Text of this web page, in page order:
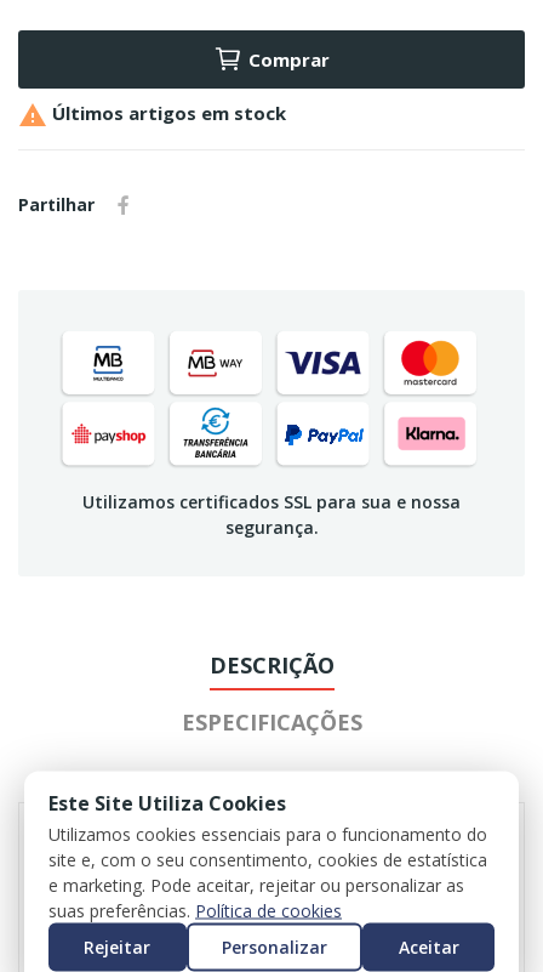
Comprar
 Últimos artigos em stock
Partilhar
Utilizamos certificados SSL para sua e nossa
segurança.
DESCRIÇÃO
ESPECIFICAÇÕES
Conjunto de bancos para Seat Leon (5F1)
Versão FR
3 portas
Valor do iva incluído
Este Site Utiliza Cookies
Utilizamos cookies essenciais para o funcionamento do
site e, com o seu consentimento, cookies de estatística
e marketing. Pode aceitar, rejeitar ou personalizar as
suas preferências. Política de cookies
Rejeitar
Personalizar Aceitar